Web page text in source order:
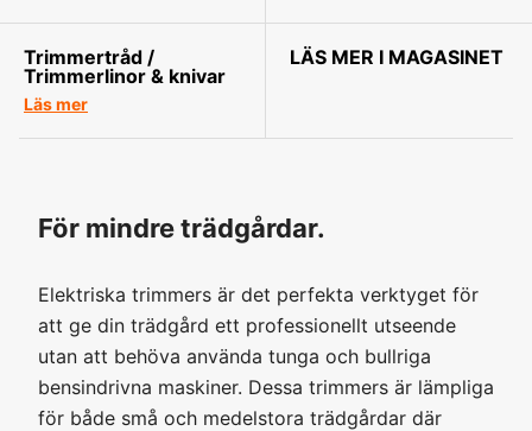
Trimmertråd /
Trimmerlinor & knivar
Läs mer
LÄS MER I MAGASINET
För mindre trädgårdar.
Elektriska trimmers är det perfekta verktyget för
att ge din trädgård ett professionellt utseende
utan att behöva använda tunga och bullriga
bensindrivna maskiner. Dessa trimmers är lämpliga
för både små och medelstora trädgårdar där